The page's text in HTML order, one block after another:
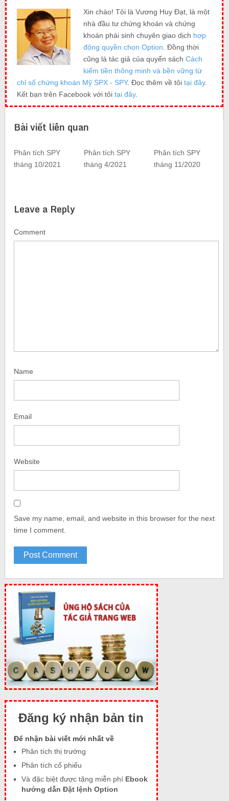
Xin chào! Tôi là Vương Huy Đạt, là một
nhà đầu tư chứng khoán và chứng
khoán phái sinh chuyên giao dịch hợp
động quyền chọn Option . Đồng thời
cũng là tác giả của quyển sách Cách
kiếm tiền thông minh và bền vững từ
chỉ số chứng khoán Mỹ SPX - SPY. Đọc thêm về tôi tại đây.
Kết bạn trên Facebook với tôi tại đây.
Bài viết liên quan
Phân tích SPY
tháng 10/2021
Phân tích SPY
tháng 4/2021
Phân tích SPY
tháng 11/2020
Leave a Reply
Comment
Name
Email
Website
Save my name, email, and website in this browser for the next
time I comment.
Đăng ký nhận bản tin
Để nhận bài viết mới nhất về
Phân tích thị trường
Phân tích cổ phiếu
Và đặc biệt được tặng miễn phí Ebook
hướng dẫn Đặt lệnh Option